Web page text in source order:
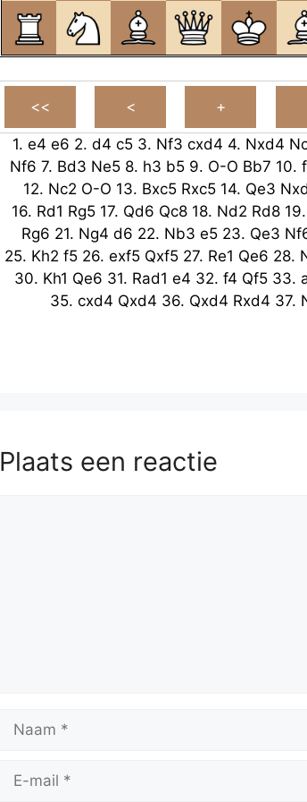
1. e4 e6 2. d4 c5 3. Nf3 cxd4 4. Nxd4
Nf6 7. Bd3 Ne5 8. h3 b5 9. O-O Bb7 10.
12. Nc2 O-O 13. Bxc5 Rxc5 14. Qe3
16. Rd1 Rg5 17. Qd6 Qc8 18. Nd2 Rd8 19.
Rg6 21. Ng4 d6 22. Nb3 e5 23. Qe3
25. Kh2 f5 26. exf5 Qxf5 27. Re1 Qe6 28.
30. Kh1 Qe6 31. Rad1 e4 32. f4 Qf5 33.
35. cxd4 Qxd4 36. Qxd4 Rxd4 37.
Plaats een reactie
mail